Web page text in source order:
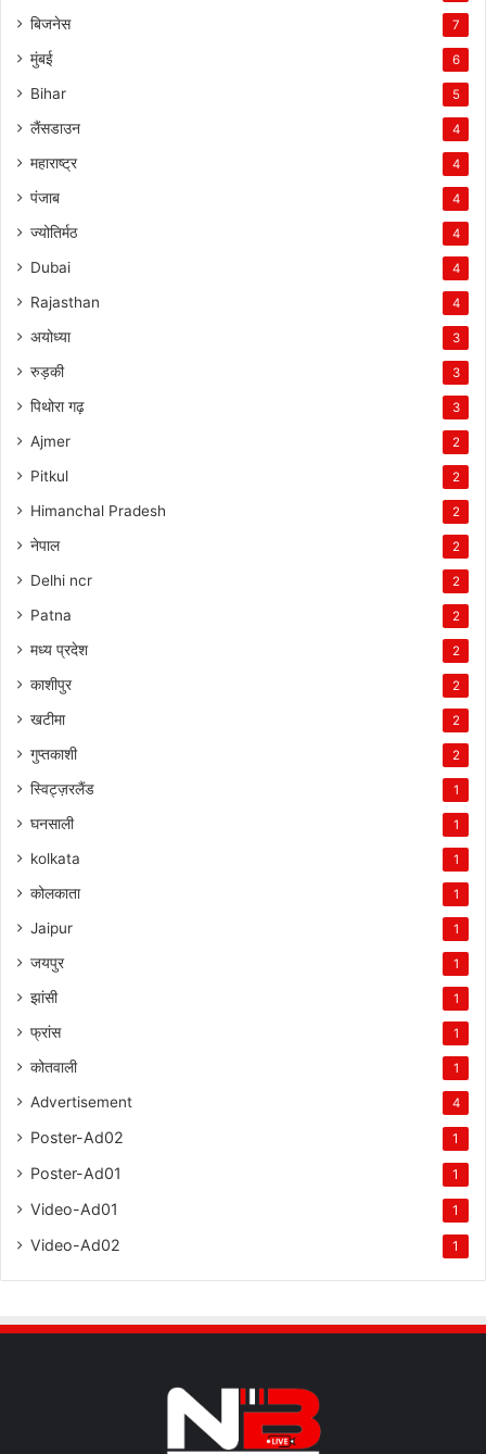
बिजनेस 7
मुंबई 6
Bihar 5
लैंसडाउन 4
महाराष्ट्र 4
पंजाब 4
ज्योतिर्मठ 4
Dubai 4
Rajasthan 4
अयोध्या 3
रुड़की 3
पिथोरा गढ़ 3
Ajmer 2
Pitkul 2
Himanchal Pradesh 2
नेपाल 2
Delhi ncr 2
Patna 2
मध्य प्रदेश 2
काशीपुर 2
खटीमा 2
गुप्तकाशी 2
स्विट्ज़रलैंड 1
घनसाली 1
kolkata 1
कोलकाता 1
Jaipur 1
जयपुर 1
झांसी 1
फ्रांस 1
कोतवाली 1
Advertisement 4
Poster-Ad02 1
Poster-Ad01 1
Video-Ad01 1
Video-Ad02 1